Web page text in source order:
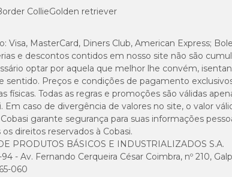
CollieGolden retriever
Visa, MasterCard, Diners Club, American Express;
e descontos contidos em nosso site não são
optar por aquela que melhor lhe convém,
sentido. Preços e condições de pagamento
físicas. Todas as regras e promoções são válidas
Em caso de divergência de valores no site, o valor
garante segurança para suas informações
direitos reservados à Cobasi.
PRODUTOS BÁSICOS E INDUSTRIALIZADOS S.A.
- Av. Fernando Cerqueira César Coimbra, nº 210,
060